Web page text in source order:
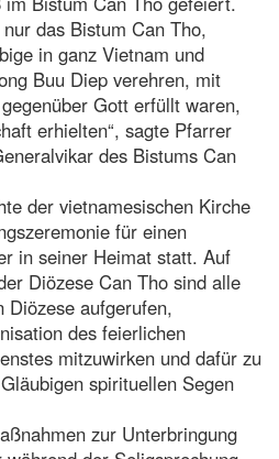
das Bistum Can Tho,
in ganz Vietnam und
Buu Diep verehren, mit
Gott erfüllt waren,
erhielten“, sagte Pfarrer
des Bistums Can
der vietnamesischen Kirche
für einen
in seiner Heimat statt. Auf
Diözese Can Tho sind alle
Diözese aufgerufen,
des feierlichen
mitzuwirken und dafür zu
spirituellen Segen
zur Unterbringung